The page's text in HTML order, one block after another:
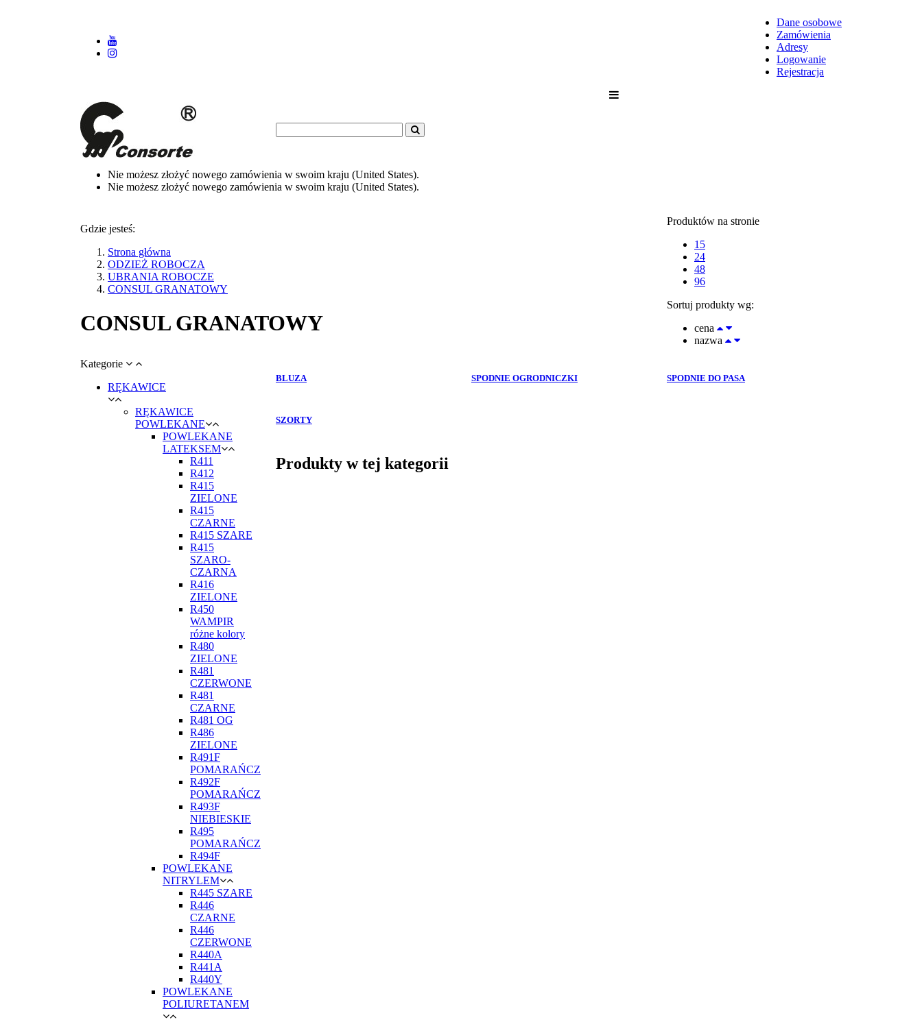
Dane osobowe
Zamówienia
Adresy
Logowanie
Rejestracja
Nie możesz złożyć nowego zamówienia w swoim kraju (United States).
Nie możesz złożyć nowego zamówienia w swoim kraju (United States).
Gdzie jesteś:
Strona główna
ODZIEŻ ROBOCZA
UBRANIA ROBOCZE
CONSUL GRANATOWY
CONSUL GRANATOWY
Produktów na stronie
15
24
48
96
Sortuj produkty wg:
cena
nazwa
Kategorie
RĘKAWICE
RĘKAWICE
POWLEKANE
POWLEKANE
LATEKSEM
R411
R412
R415
ZIELONE
R415
CZARNE
R415 SZARE
R415
SZARO-
CZARNA
R416
ZIELONE
R450
WAMPIR
różne kolory
R480
ZIELONE
R481
CZERWONE
R481
CZARNE
R481 OG
R486
ZIELONE
R491F
POMARAŃCZ
R492F
POMARAŃCZ
R493F
NIEBIESKIE
R495
POMARAŃCZ
R494F
POWLEKANE
NITRYLEM
R445 SZARE
R446
CZARNE
R446
CZERWONE
R440A
R441A
R440Y
POWLEKANE
POLIURETANEM
BLUZA SPODNIE OGRODNICZKI SPODNIE DO PASA
SZORTY
Produkty w tej kategorii